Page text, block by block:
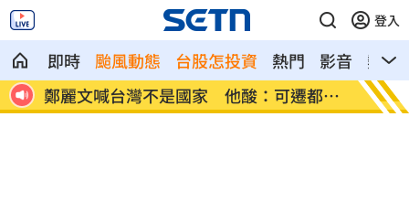
登入
即時 颱風動態 台股怎投資 熱門 影音
熱搜
我 鄭麗文喊台灣不是國家 他酸：可遷都重
慶
張景